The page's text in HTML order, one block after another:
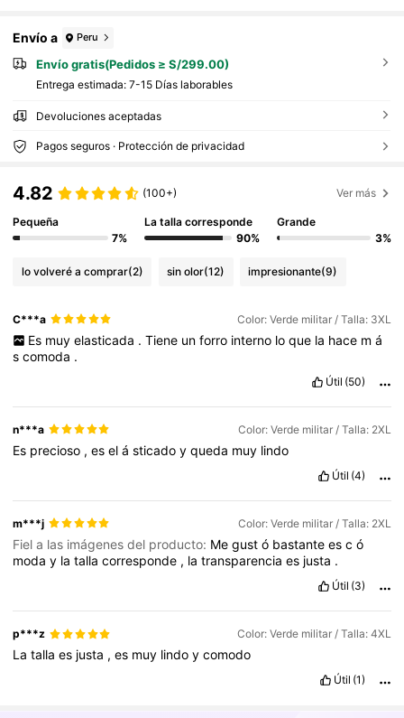
Envío a Peru
Envío gratis(Pedidos ≥ S/299.00)
Entrega estimada: 7-15 Días laborables
Devoluciones aceptadas
Pagos seguros · Protección de privacidad
4.82 (100+) Ver más
Pequeña
7%
La talla corresponde
90%
Grande
3%
lo volveré a comprar(2) sin olor(12) impresionante(9)
C***a Color: Verde militar / Talla: 3XL
Es muy elasticada . Tiene un forro interno lo que la hace m á
scomoda .
Útil (50)
n***a Color: Verde militar / Talla: 2XL
Es precioso ,eselásticadoyqueda muy lindo
Útil (4)
m***j Color: Verde militar / Talla: 2XL
Fiel a las imágenes del producto: Megustó bastanteescó
moday latallacorresponde , latransparenciaes justa .
Útil (3)
p***z Color: Verde militar / Talla: 4XL
Latallaes justa ,es muy lindoycomodo
Útil (1)